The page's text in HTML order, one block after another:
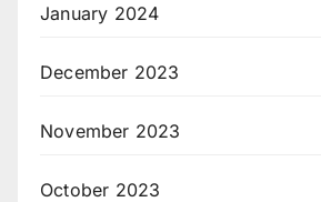
January 2024
December 2023
November 2023
October 2023